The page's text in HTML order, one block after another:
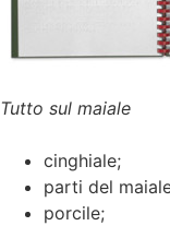
Tutto sul maiale
cinghiale;
parti del
porcile;